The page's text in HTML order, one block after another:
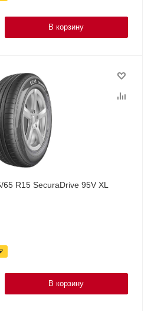
В корзину
R15 SecuraDrive 95V XL
В корзину